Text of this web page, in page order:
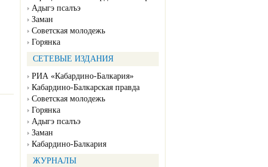
Адыгэ псалъэ
Заман
Советская молодежь
Горянка
СЕТЕВЫЕ ИЗДАНИЯ
РИА «Кабардино-Балкария»
Кабардино-Балкарская правда
Советская молодежь
Горянка
Адыгэ псалъэ
Заман
Кабардино-Балкария
ЖУРНАЛЫ